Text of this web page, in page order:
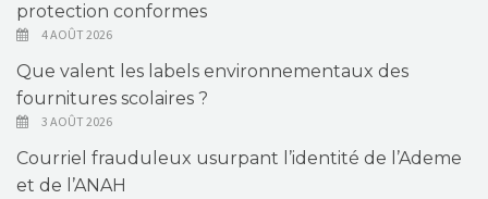
protection conformes
4 AOÛT 2026
Que valent les labels environnementaux des
fournitures scolaires ?
3 AOÛT 2026
Courriel frauduleux usurpant l’identité de l’Ademe
et de l’ANAH